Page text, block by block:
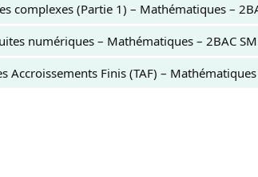
complexes (Partie 1) – Mathématiques –
numériques – Mathématiques – 2BAC
Accroissements Finis (TAF) –